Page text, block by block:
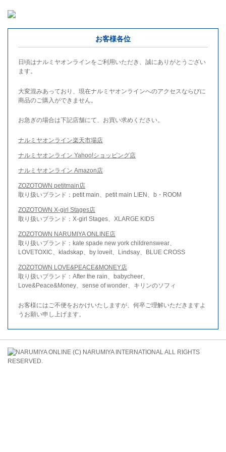
お客様各位
日頃はナルミヤオンラインをご利用いただき、誠にありがとうござい
ます。
大変混みあっており、現在ナルミヤオンラインへのアクセスならびに
商品のご購入ができません。
お急ぎの場合は下記店舗にて、お買い求めください。
ナルミヤオンライン楽天市場店
ナルミヤオンライン Yahoo!ショッピング店
ナルミヤオンライン Amazon店
ZOZOTOWN petitmain店
取り扱いブランド：petit main、petit main LIEN、b・ROOM
ZOZOTOWN X-girl Stages店
取り扱いブランド：X-girl Stages、XLARGE KIDS
ZOZOTOWN NARUMIYA ONLINE店
取り扱いブランド：kate spade new york childrenswear、
LOVETOXIC、kladskap、by loveit、Lindsay、BLUE CROSS
ZOZOTOWN LOVE&PEACE&MONEY店
取り扱いブランド：After the rain、babycheer、
Love&Peace&Money、sense of wonder、キリンのソフィ
お客様にはご不便をおかけいたしますが、何卒ご理解いただきますよ
うお願い申し上げます。